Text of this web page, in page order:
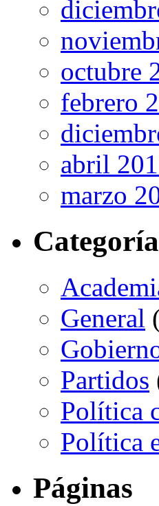
octubre
febrero
abril
marzo
General
Partidos
Política
Política
Páginas